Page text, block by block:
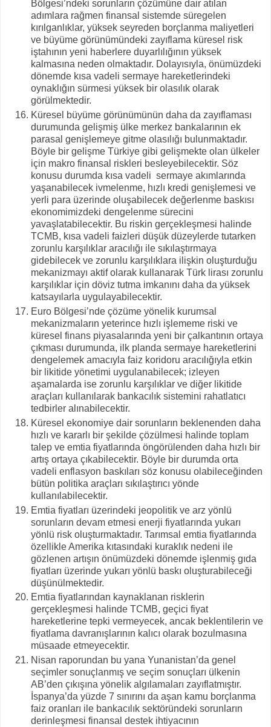
Bölgesi’ndeki sorunların çözümüne dair atılan
adımlara rağmen finansal sistemde süregelen
kırılganlıklar, yüksek seyreden borçlanma maliyetleri
ve büyüme görünümündeki zayıflama küresel risk
iştahının yeni haberlere duyarlılığının yüksek
kalmasına neden olmaktadır. Dolayısıyla, önümüzdeki
dönemde kısa vadeli sermaye hareketlerindeki
oynaklığın sürmesi yüksek bir olasılık olarak
görülmektedir.
Küresel büyüme görünümünün daha da zayıflaması
durumunda gelişmiş ülke merkez bankalarının ek
parasal genişlemeye gitme olasılığı bulunmaktadır.
Böyle bir gelişme Türkiye gibi gelişmekte olan ülkeler
için makro finansal riskleri besleyebilecektir. Söz
konusu durumda kısa vadeli sermaye akımlarında
yaşanabilecek ivmelenme, hızlı kredi genişlemesi ve
yerli para üzerinde oluşabilecek değerlenme baskısı
ekonomimizdeki dengelenme sürecini
yavaşlatabilecektir. Bu riskin gerçekleşmesi halinde
TCMB, kısa vadeli faizleri düşük düzeylerde tutarken
zorunlu karşılıklar aracılığı ile sıkılaştırmaya
gidebilecek ve zorunlu karşılıklara ilişkin oluşturduğu
mekanizmayı aktif olarak kullanarak Türk lirası zorunlu
karşılıklar için döviz tutma imkanını daha da yüksek
katsayılarla uygulayabilecektir.
Euro Bölgesi’nde çözüme yönelik kurumsal
mekanizmaların yeterince hızlı işlememe riski ve
küresel finans piyasalarında yeni bir çalkantının ortaya
çıkması durumunda, ilk planda sermaye hareketlerini
dengelemek amacıyla faiz koridoru aracılığıyla etkin
bir likitide yönetimi uygulanabilecek; izleyen
aşamalarda ise zorunlu karşılıklar ve diğer likitide
araçları kullanılarak bankacılık sistemini rahatlatıcı
tedbirler alınabilecektir.
Küresel ekonomiye dair sorunların beklenenden daha
hızlı ve kararlı bir şekilde çözülmesi halinde toplam
talep ve emtia fiyatlarında öngörülenden daha hızlı bir
artış ortaya çıkabilecektir. Böyle bir durumda orta
vadeli enflasyon baskıları söz konusu olabileceğinden
bütün politika araçları sıkılaştırıcı yönde
kullanılabilecektir.
Emtia fiyatları üzerindeki jeopolitik ve arz yönlü
sorunların devam etmesi enerji fiyatlarında yukarı
yönlü risk oluşturmaktadır. Tarımsal emtia fiyatlarında
özellikle Amerika kıtasındaki kuraklık nedeni ile
gözlenen artışın önümüzdeki dönemde işlenmiş gıda
fiyatları üzerinde yukarı yönlü baskı oluşturabileceği
düşünülmektedir.
Emtia fiyatlarından kaynaklanan risklerin
gerçekleşmesi halinde TCMB, geçici fiyat
hareketlerine tepki vermeyecek, ancak beklentilerin ve
fiyatlama davranışlarının kalıcı olarak bozulmasına
müsaade etmeyecektir.
Nisan raporundan bu yana Yunanistan’da genel
seçimler sonuçlanmış ve seçim sonuçları ülkenin
AB’den çıkışına yönelik algılamaları zayıflatmıştır.
İspanya’da yüzde 7 sınırını da aşan kamu borçlanma
faiz oranları ile bankacılık sektöründeki sorunların
derinleşmesi finansal destek ihtiyacının